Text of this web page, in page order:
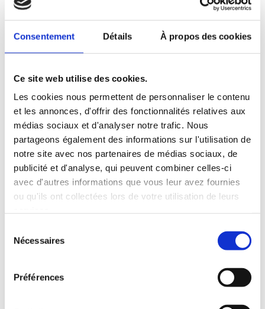
Consentement Détails À propos des cookies
Ce site web utilise des cookies.
Les cookies nous permettent de personnaliser le contenu
et les annonces, d'offrir des fonctionnalités relatives aux
médias sociaux et d'analyser notre trafic. Nous
partageons également des informations sur l'utilisation de
notre site avec nos partenaires de médias sociaux, de
publicité et d'analyse, qui peuvent combiner celles-ci
avec d'autres informations que vous leur avez fournies
ou qu'ils ont collectées lors de votre utilisation de leurs
Nécessaires
Préférences
Bonjour à tous et à toutes La prochaine réunion
des magiciens du Languedoc aura lieu le vendredi 7
juillet 2023 à 20 :30 à l’adresse habituelle, 42 BD
sergent Triaire (entre rue de Saint-Gilles et rue
Rivarol au centre Samuel Vincent à Nîmes. La porte
du...
Rechercher
Articles récents
COMPTE-RENDU RÉUNION DU 07.06.2024